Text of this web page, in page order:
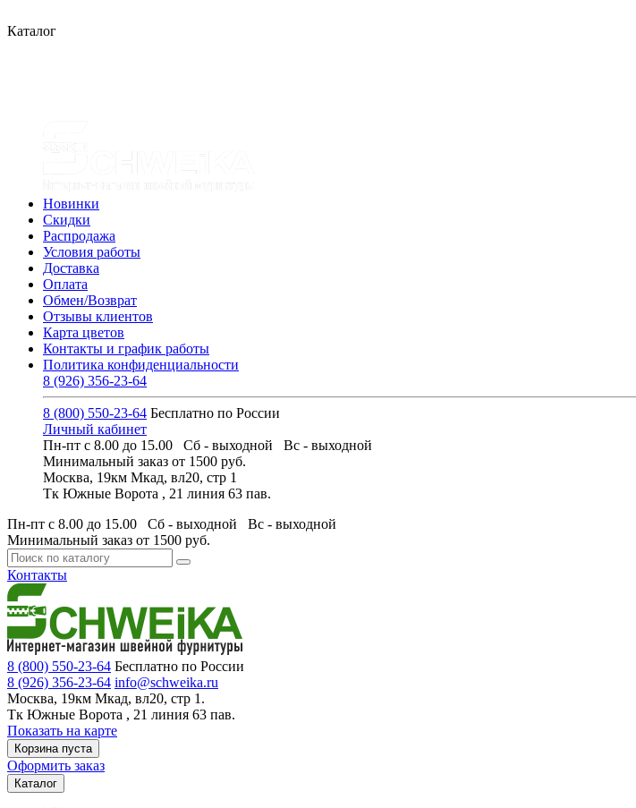
Каталог
Новинки
Скидки
Распродажа
Условия работы
Доставка
Оплата
Обмен/Возврат
Отзывы клиентов
Карта цветов
Контакты и график работы
Политика конфиденциальности
8 (926) 356-23-64
8 (800) 550-23-64 Бесплатно по России
Личный кабинет
Пн-пт с 8.00 до 15.00 Сб - выходной Вс - выходной
Минимальный заказ от 1500 руб.
Москва, 19км Мкад, вл20, стр 1
Тк Южные Ворота , 21 линия 63 пав.
Пн-пт с 8.00 до 15.00 Сб - выходной Вс - выходной
Минимальный заказ от 1500 руб.
Контакты
8 (800) 550-23-64 Бесплатно по России
8 (926) 356-23-64 info@schweika.ru
Москва, 19км Мкад, вл20, стр 1.
Тк Южные Ворота , 21 линия 63 пав.
Показать на карте
Корзина пуста
Оформить заказ
Каталог